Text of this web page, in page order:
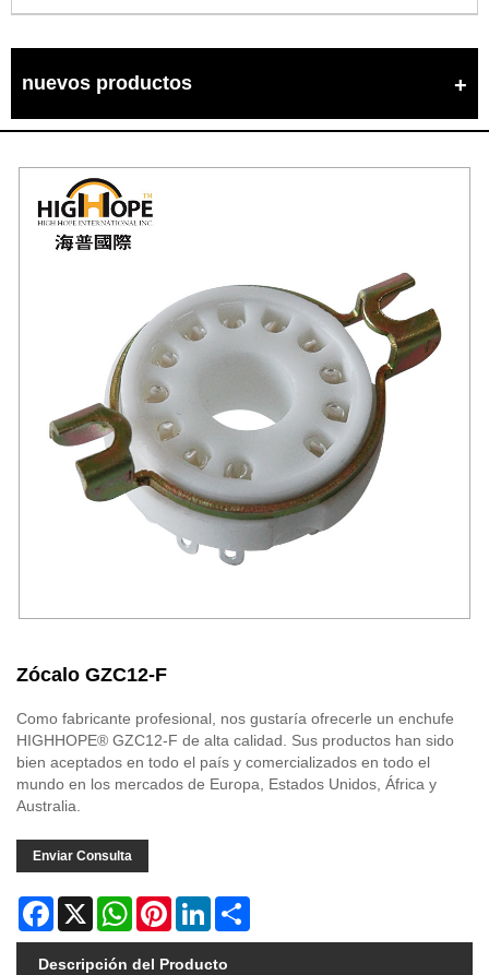
nuevos productos
Zócalo GZC12-F
Como fabricante profesional, nos gustaría ofrecerle un enchufe
HIGHHOPE® GZC12-F de alta calidad. Sus productos han sido
bien aceptados en todo el país y comercializados en todo el
mundo en los mercados de Europa, Estados Unidos, África y
Australia.
Enviar Consulta
Facebook
X WhatsAppPinterestLinkedIn
Descripción del Producto